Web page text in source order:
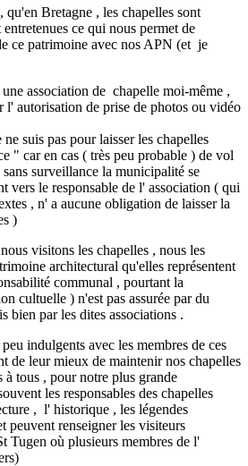
qu'en Bretagne , les chapelles sont
ce qui nous permet de
ce patrimoine avec nos APN (et je
association de chapelle moi-même ,
l' autorisation de prise de photos ou vidéo
suis pas pour laisser les chapelles
" car en cas ( très peu probable ) de vol
surveillance la municipalité se
vers le responsable de l' association ( qui
, n' a aucune obligation de laisser la
)
visitons les chapelles , nous les
architectural qu'elles représentent
communal , pourtant la
cultuelle ) n'est pas assurée par du
bien par les dites associations .
indulgents avec les membres de ces
de leur mieux de maintenir nos chapelles
à tous , pour notre plus grande
les responsables des chapelles
, l' historique , les légendes
peuvent renseigner les visiteurs
Tugen où plusieurs membres de l'